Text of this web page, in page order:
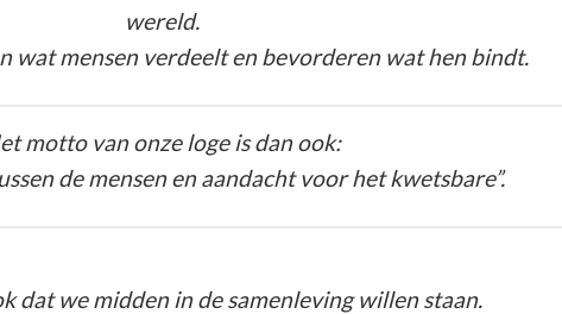
wereld.
wat mensen verdeelt en bevorderen wat hen bindt.
motto van onze loge is dan ook:
de mensen en aandacht voor het kwetsbare”.
dat we midden in de samenleving willen staan.